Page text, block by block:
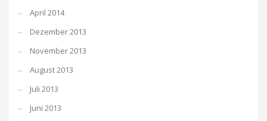
April 2014
Dezember 2013
November 2013
August 2013
Juli 2013
Juni 2013